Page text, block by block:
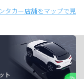
タカー店舗をマップで見
ト